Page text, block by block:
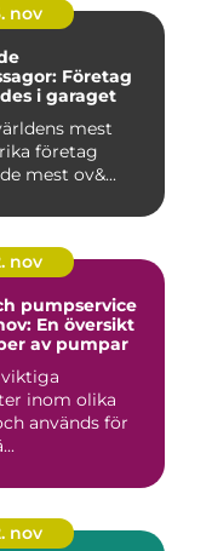
nov
Företag
i garaget
mest
företag
mest ov&...
nov
pumpservice
En översikt
av pumpar
inom olika
används för
nov